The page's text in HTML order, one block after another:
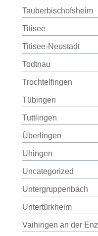
Tauberbischofsheim
Titisee
Titisee-Neustadt
Todtnau
Trochtelfingen
Tübingen
Tuttlingen
Überlingen
Uhingen
Uncategorized
Untergruppenbach
Untertürkheim
Vaihingen an der Enz